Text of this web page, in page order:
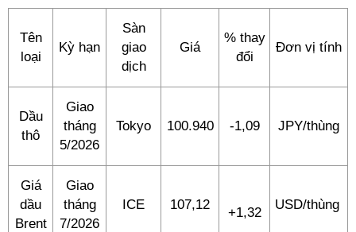
Tên
loại
Kỳ hạn
Sàn
giao
dịch
Giá
% thay
đổi
Đơn vị tính
Dầu
thô
Giao
tháng
5/2026
Tokyo 100.940 -1,09 JPY/thùng
Giá
dầu
Brent
Giao
tháng
7/2026
ICE 107,12
+1,32
USD/thùng